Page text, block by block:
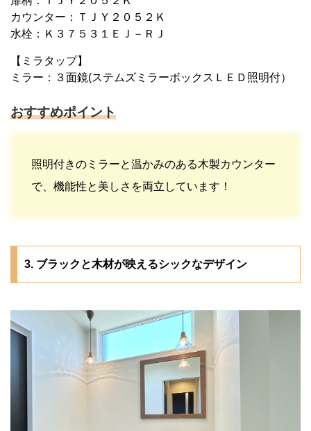
カウンター：ＴＪＹ２０５２Ｋ
水栓：Ｋ３７５３１ＥＪ－ＲＪ
【ミラタップ】
ミラー：３面鏡(ステムズミラーボックスＬＥＤ照明付）
おすすめポイント
照明付きのミラーと温かみのある木製カウンター
で、機能性と美しさを両立しています！
3. ブラックと木材が映えるシックなデザイン